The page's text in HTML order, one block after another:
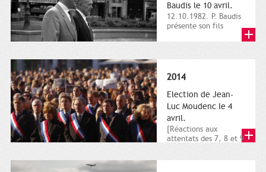
Baudis le 10 avril.
12.10.1982. P. Baudis
présente son fils
2014
Election de Jean-
Luc Moudenc le 4
avril.
[Réactions aux
attentats des 7, 8 et 9